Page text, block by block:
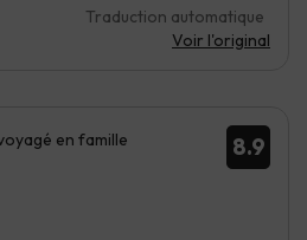
Traduction automatique
Voir l'original
8.9
en famille